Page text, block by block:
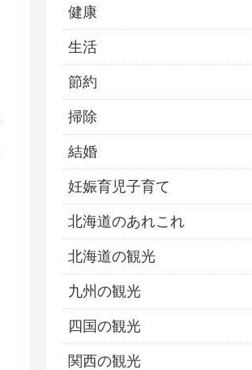
健康
生活
節約
掃除
結婚
妊娠育児子育て
北海道のあれこれ
北海道の観光
九州の観光
四国の観光
関西の観光